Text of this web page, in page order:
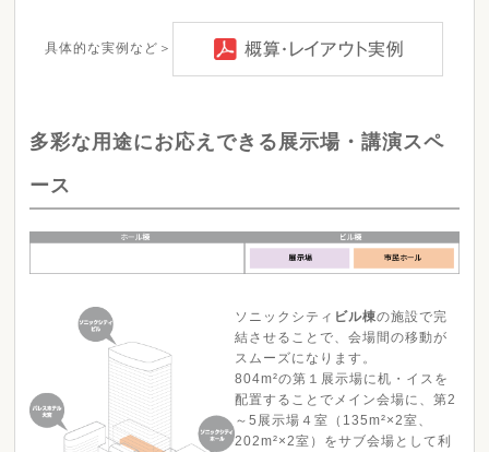
具体的な実例など＞
多彩な用途にお応えできる展示場・講演スペ
ース
ソニックシティ ビル棟の施設で完
結させることで、会場間の移動が
スムーズになります。
804m²の第１展示場に机・イスを
配置することでメイン会場に、第2
～5展示場４室（135m²×2室、
202m²×2室）をサブ会場として利